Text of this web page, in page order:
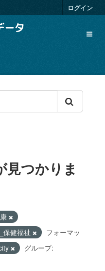
ログイン
見つかりま
保健福祉
フォーマッ
グループ: